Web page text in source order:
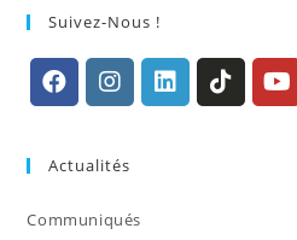
Suivez-Nous !
un
nouvel
nouvel
Actualités
Communiqués